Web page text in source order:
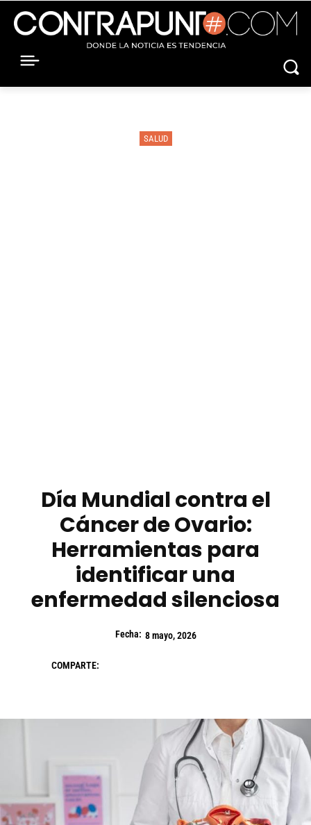
SALUD
Día Mundial contra el
Cáncer de Ovario:
Herramientas para
identificar una
enfermedad silenciosa
Fecha: 8 mayo, 2026
COMPARTE: